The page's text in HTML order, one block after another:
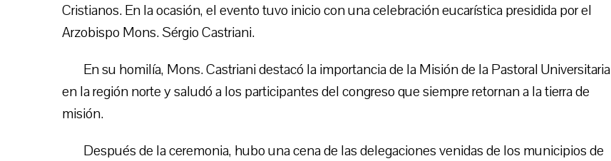
Cristianos. En la ocasión, el evento tuvo inicio con una celebración eucarística presidida por el
Arzobispo Mons. Sérgio Castriani.
En su homilía, Mons. Castriani destacó la importancia de la Misión de la Pastoral Universitaria
en la región norte y saludó a los participantes del congreso que siempre retornan a la tierra de
misión.
Después de la ceremonia, hubo una cena de las delegaciones venidas de los municipios de